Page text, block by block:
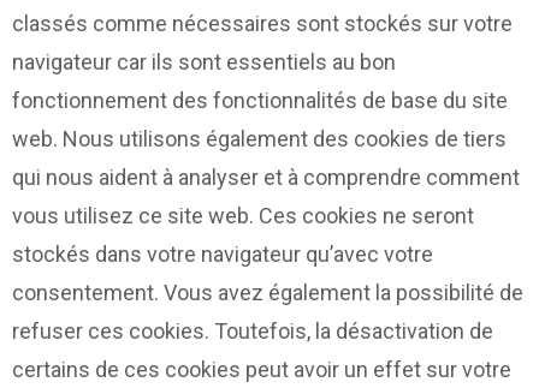
classés comme nécessaires sont stockés sur votre
navigateur car ils sont essentiels au bon
fonctionnement des fonctionnalités de base du site
web. Nous utilisons également des cookies de tiers
qui nous aident à analyser et à comprendre comment
vous utilisez ce site web. Ces cookies ne seront
stockés dans votre navigateur qu’avec votre
consentement. Vous avez également la possibilité de
refuser ces cookies. Toutefois, la désactivation de
certains de ces cookies peut avoir un effet sur votre